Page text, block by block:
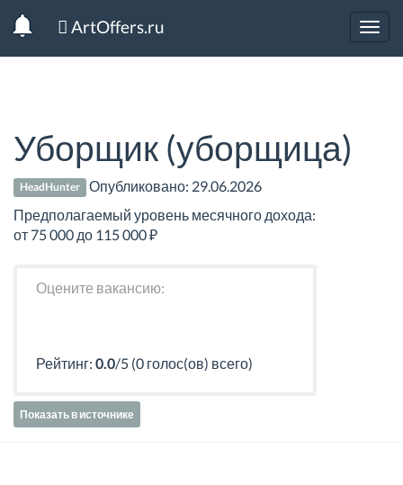
ArtOffers.ru
Уборщик (уборщица)
HeadHunter Опубликовано: 29.06.2026
Предполагаемый уровень месячного дохода:
от 75 000 до 115 000 ₽
Оцените вакансию:
Рейтинг: 0.0/5 (0 голос(ов) всего)
Показать в источнике